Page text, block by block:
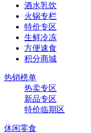
酒水乳饮
火锅专栏
特价专区
生鲜冷冻
方便速食
积分商城
热销榜单
热卖专区
新品专区
特价临期区
休闲零食